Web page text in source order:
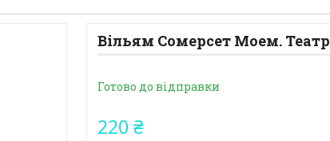
Вільям Сомерсет Моем. Театр
Готово до відправки
220 ₴